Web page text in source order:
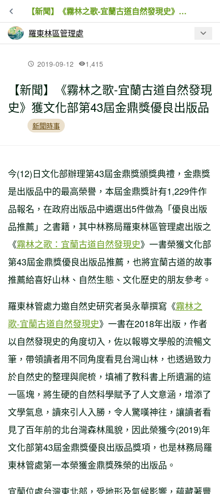
【新聞】《霧林之歌-宜蘭古道自然發現史》獲文化部第43屆金鼎獎優良出版品
羅東林區管理處
最新文章
【新聞】太平山2022冬季雪期 預警性機
動管制措施
2019-09-12 1,415
【新聞】《霧林之歌-宜蘭古道自然發現
史》獲文化部第43屆金鼎獎優良出版品
新聞時事
今(12)日文化部辦理第43屆金鼎獎頒獎典禮，金鼎獎
是出版品中的最高榮譽，本屆金鼎獎計有1,229件作
品報名，在政府出版品中遴選出5件做為「優良出版
品推薦」之書籍，其中林務局羅東林區管理處出版之
《霧林之歌：宜蘭古道自然發現史》一書榮獲文化部
第43屆金鼎獎優良出版品推薦，也將宜蘭古道的故事
推薦給喜好山林、自然生態、文化歷史的朋友參考。
羅東林管處力邀自然史研究者吳永華撰寫《霧林之
歌-宜蘭古道自然發現史》一書在2018年出版，作者
以自然發現史的角度切入，佐以報導文學般的流暢文
筆，帶領讀者用不同角度看見台灣山林，也透過致力
於自然史的整理與爬梳，填補了教科書上所遺漏的這
一區塊，將生硬的自然科學賦予了人文意涵，增添了
文學氣息，讀來引人入勝，令人驚嘆神往，讓讀者看
見了百年前的北台灣森林風貌，因此榮獲今(2019)年
文化部第43屆金鼎獎優良出版品獎項，也是林務局羅
東林管處第一本榮獲金鼎獎殊榮的出版品。
宜蘭位處台灣東北部，受地形及氣候影響，蘊藏著豐